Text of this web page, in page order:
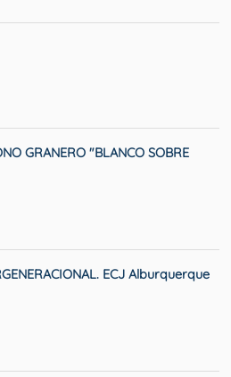
GRANERO "BLANCO SOBRE
ECJ Alburquerque